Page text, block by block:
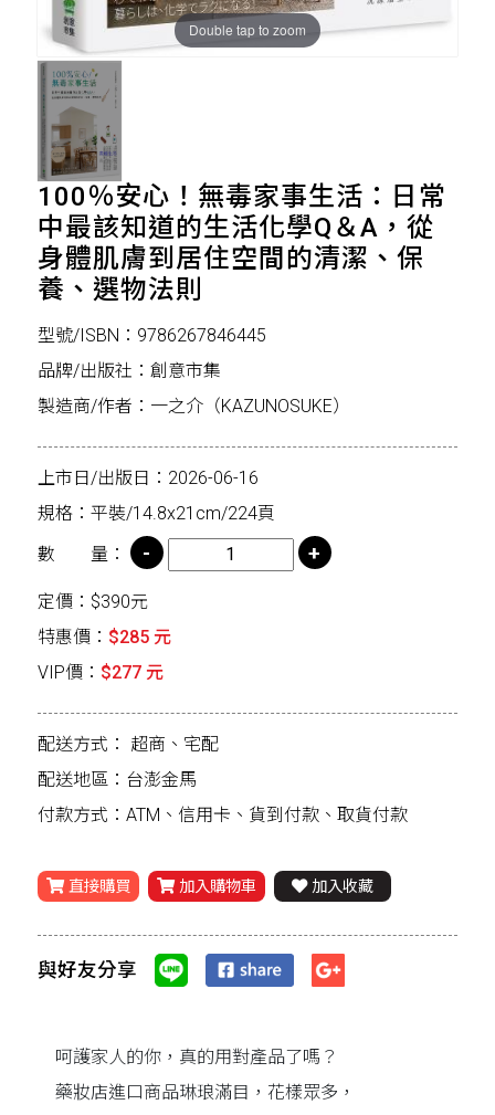
Double tap to zoom
100％安心！無毒家事生活：日常
中最該知道的生活化學Q＆A，從
身體肌膚到居住空間的清潔、保
養、選物法則
型號/ISBN：9786267846445
品牌/出版社：創意市集
製造商/作者：一之介（KAZUNOSUKE）
上市日/出版日：2026-06-16
規格：平裝/14.8x21cm/224頁
數 量：
定價：$390元
特惠價： $285 元
VIP價： $277 元
配送方式： 超商、宅配
配送地區：台澎金馬
付款方式：ATM、信用卡、貨到付款、取貨付款
直接購買 加入購物車 加入收藏
與好友分享
呵護家人的你，真的用對產品了嗎？
藥妝店進口商品琳琅滿目，花樣眾多，